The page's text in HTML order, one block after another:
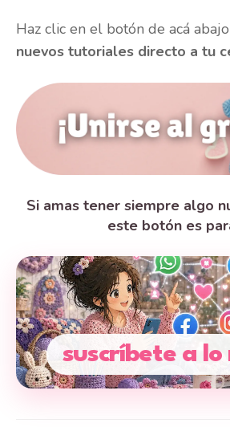
Haz clic en el botón de acá
nuevos tutoriales directo a tu
Si amas tener siempre algo
este botón es
suscríbete a lo